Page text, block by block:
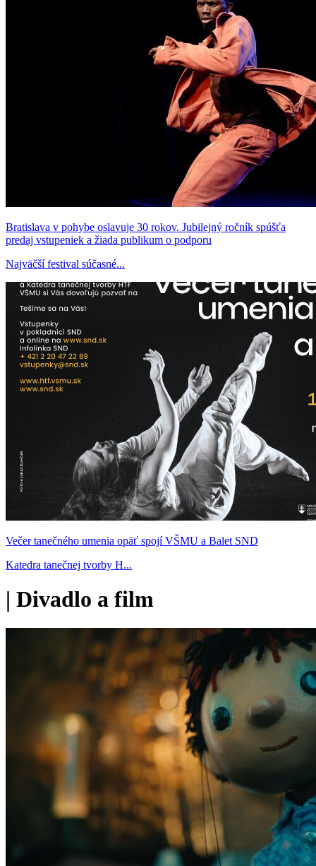
Bratislava v pohybe oslavuje 30 rokov. Jubilejný ročník spúšťa
predaj vstupeniek a žiada publikum o podporu
Najväčší festival súčasné...
Večer tanečného umenia opäť spojí VŠMU a Balet SND
Katedra tanečnej tvorby H...
| Divadlo a film